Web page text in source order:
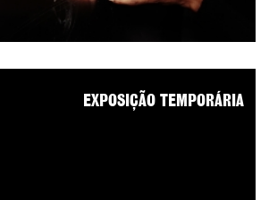
EXPOSIÇÃO TEMPORÁRIA